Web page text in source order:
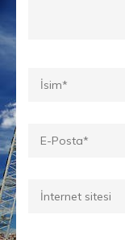
Ad*
E-
İnternet